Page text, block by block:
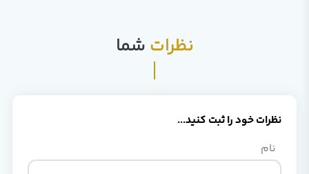
نظرات شما
نظرات خود را ثبت کنید...
نام